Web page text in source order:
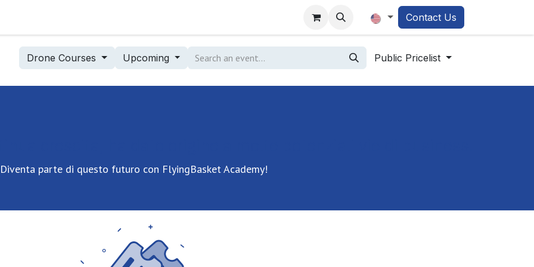
Contact Us
Drone Courses Upcoming Public Pricelist
Diventa parte di questo futuro con FlyingBasket Academy!